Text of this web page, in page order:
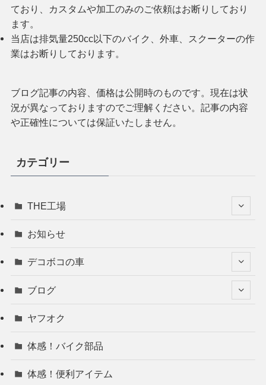
ており、カスタムや加工のみのご依頼はお断りしており
ます。
当店は排気量250cc以下のバイク、外車、スクーターの作
業はお断りしております。
ブログ記事の内容、価格は公開時のものです。現在は状
況が異なっておりますのでご理解ください。記事の内容
や正確性については保証いたしません。
カテゴリー
THE工場
お知らせ
デコボコの車
ブログ
ヤフオク
体感！バイク部品
体感！便利アイテム